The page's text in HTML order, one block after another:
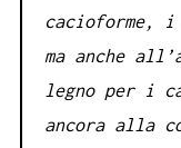
cacioforme, i
ma anche
legno per i
ancora alla